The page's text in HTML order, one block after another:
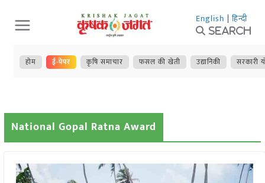
Skip
to
content
English | हिन्दी
Search
होम ई-पेपर कृषि समाचार फसल की खेती उद्यानिकी सरकारी
National Gopal Ratna Award